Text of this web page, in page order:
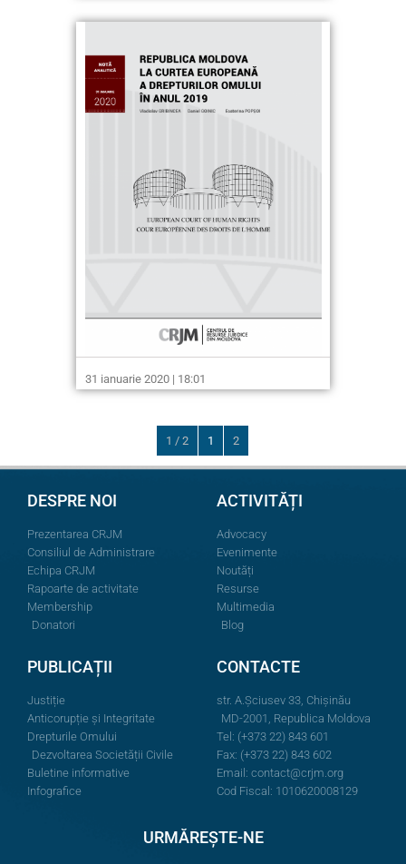
31 ianuarie 2020 | 18:01
1 / 2 1 2
DESPRE NOI
Prezentarea CRJM
Consiliul de Administrare
Echipa CRJM
Rapoarte de activitate
Membership
Donatori
ACTIVITĂȚI
Advocacy
Evenimente
Noutăți
Resurse
Multimedia
Blog
PUBLICAȚII
Justiție
Anticorupție și Integritate
Drepturile Omului
Dezvoltarea Societății Civile
Buletine informative
Infografice
CONTACTE
str. A.Şciusev 33, Chișinău
MD-2001, Republica Moldova
Tel: (+373 22) 843 601
Fax: (+373 22) 843 602
Email: contact@crjm.org
Cod Fiscal: 1010620008129
URMĂREȘTE-NE